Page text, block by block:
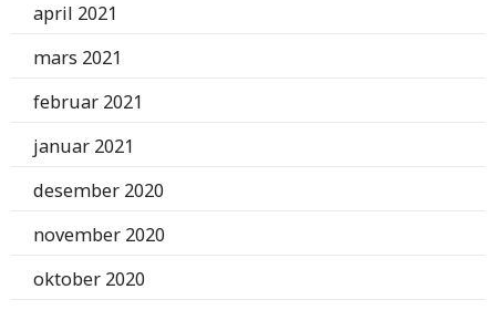
april 2021
mars 2021
februar 2021
januar 2021
desember 2020
november 2020
oktober 2020